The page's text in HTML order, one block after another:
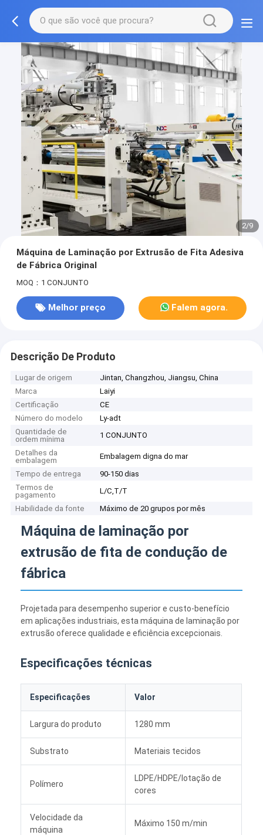
2/9
Máquina de Laminação por Extrusão de Fita Adesiva
de Fábrica Original
MOQ：1 CONJUNTO
Melhor preço Falem agora.
Descrição De Produto
Lugar de origem
Jintan, Changzhou, Jiangsu, China
Marca
Laiyi
Certificação
CE
Número do modelo
Ly-adt
Quantidade de
ordem mínima
1 CONJUNTO
Detalhes da
embalagem
Embalagem digna do mar
Tempo de entrega
90-150 dias
Termos de
pagamento
L/C,T/T
Habilidade da fonte
Máximo de 20 grupos por mês
Máquina de laminação por
extrusão de fita de condução de
fábrica
Projetada para desempenho superior e custo-benefício
em aplicações industriais, esta máquina de laminação por
extrusão oferece qualidade e eficiência excepcionais.
Especificações técnicas
Especificações Valor
Largura do produto 1280 mm
Substrato Materiais tecidos
Polímero
LDPE/HDPE/lotação de
cores
Velocidade da
máquina
Máximo 150 m/min